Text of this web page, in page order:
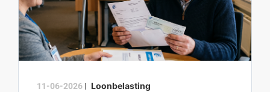
11-06-2026 | Loonbelasting